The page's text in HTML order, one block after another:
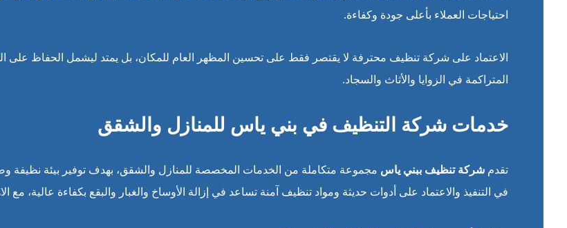
احتياجات العملاء بأعلى جودة وكفاءة.
الاعتماد على شركة تنظيف محترفة لا يقتصر فقط على تحسين المظهر العام للمكان، بل يمتد ليشمل الحفاظ على
المتراكمة في الزوايا والأثاث والسجاد.
خدمات شركة التنظيف في بني ياس للمنازل والشقق
تقدم شركة تنظيف ببني ياس مجموعة متكاملة من الخدمات المخصصة للمنازل والشقق، بهدف توفير بيئة نظيفة
في التنفيذ والاعتماد على أدوات حديثة ومواد تنظيف آمنة تساعد في إزالة الأوساخ والغبار والبقع بكفاءة عالية، مع